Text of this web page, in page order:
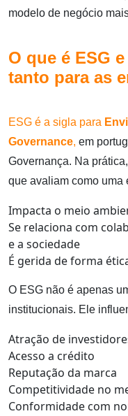
modelo de negócio
O que é ESG
tanto para as
ESG é a sigla para
Governance, em
Governança. Na
que avaliam como uma
Impacta o meio
Se relaciona com
e a sociedade
É gerida de forma
O ESG não é apenas
institucionais. Ele
Atração de
Acesso a crédito
Reputação da marca
Competitividade no
Conformidade com